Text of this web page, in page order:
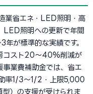
業省エネ・LED照明・高
LED照明への更新で年間
が標準的な実績です。
コスト20〜40%削減が
事業費補助金では、省エ
率1/3〜1/2・上限5,000
）の支援が受けられま